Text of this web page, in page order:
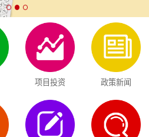
项目投资 政策新闻